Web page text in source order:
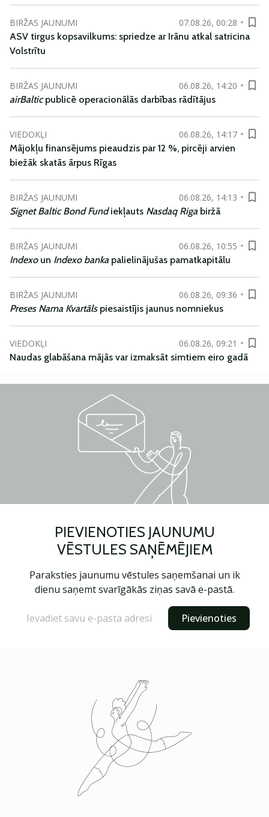
BIRŽAS JAUNUMI
07.08.26, 00:28
ASV tirgus kopsavilkums: spriedze ar Irānu atkal satricina
Volstrītu
BIRŽAS JAUNUMI
06.08.26, 14:20
airBalticpublicē operacionālās darbības rādītājus
VIEDOKĻI
06.08.26, 14:17
Mājokļu finansējums pieaudzis par 12 %, pircēji arvien
biežāk skatās ārpus Rīgas
BIRŽAS JAUNUMI
06.08.26, 14:13
Signet Baltic Bond Fundiekļauts Nasdaq Riga biržā
BIRŽAS JAUNUMI
06.08.26, 10:55
Indexoun Indexo banka palielinājušas pamatkapitālu
BIRŽAS JAUNUMI
06.08.26, 09:36
Preses Nama Kvartāls piesaistījis jaunus nomniekus
VIEDOKĻI
06.08.26, 09:21
Naudas glabāšana mājās var izmaksāt simtiem eiro gadā
PIEVIENOTIES JAUNUMU
VĒSTULES SAŅĒMĒJIEM
Paraksties jaunumu vēstules saņemšanai un ik
dienu saņemt svarīgākās ziņas savā e-pastā.
Pievienoties